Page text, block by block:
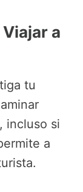
a
tu
incluso si
a